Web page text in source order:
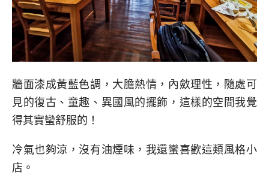
牆面漆成黃藍色調，大膽熱情，內斂理性，隨處可
見的復古、童趣、異國風的擺飾，這樣的空間我覺
得其實蠻舒服的！
冷氣也夠涼，沒有油煙味，我還蠻喜歡這類風格小
店。